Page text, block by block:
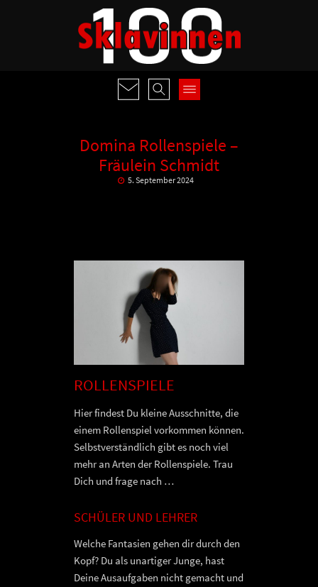
Domina Rollenspiele –
Fräulein Schmidt
5. September 2024
ROLLENSPIELE
Hier findest Du kleine Ausschnitte, die
einem Rollenspiel vorkommen können.
Selbstverständlich gibt es noch viel
mehr an Arten der Rollenspiele. Trau
Dich und frage nach …
SCHÜLER UND LEHRER
Welche Fantasien gehen dir durch den
Kopf? Du als unartiger Junge, hast
Deine Ausaufgaben nicht gemacht und